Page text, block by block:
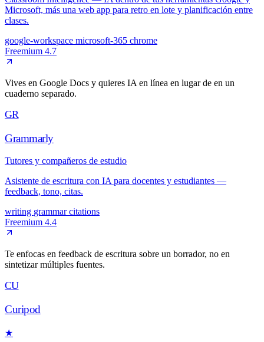
Microsoft, más una web app para retro en lote y planificación entre
clases.
google-workspace microsoft-365 chrome
Freemium 4.7
Vives en Google Docs y quieres IA en línea en lugar de en un
cuaderno separado.
GR
Grammarly
Tutores y compañeros de estudio
Asistente de escritura con IA para docentes y estudiantes —
feedback, tono, citas.
writing grammarcitations
Freemium 4.4
Te enfocas en feedback de escritura sobre un borrador, no en
sintetizar múltiples fuentes.
CU
Curipod
★